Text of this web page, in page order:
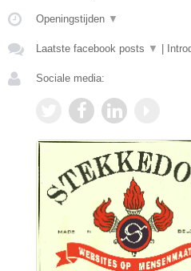
Openingstijden ▼
Laatste facebook posts ▼
Sociale media: